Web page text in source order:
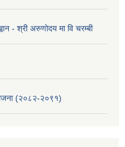
- श्री अरुणोदय मा वि चरम्बी
(२०८२-२०९१)